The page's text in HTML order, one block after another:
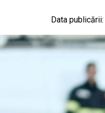
Data publicării: